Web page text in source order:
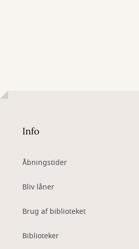
Info
Åbningstider
Bliv låner
Brug af biblioteket
Biblioteker